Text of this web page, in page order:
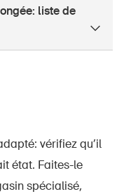
liste de
vérifiez qu’il
état. Faites-le
spécialisé,